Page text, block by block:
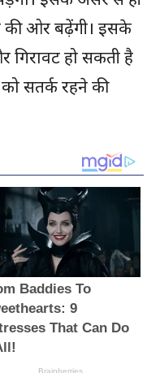
की ओर बढ़ेंगी। इसके
गिरावट हो सकती है
सतर्क रहने की